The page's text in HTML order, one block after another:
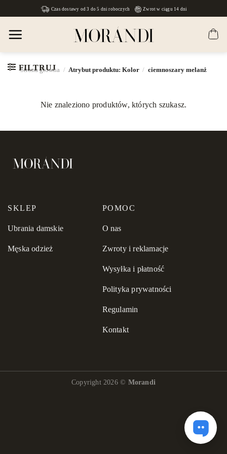
to
content
Czas dostawy od 3 do 5 dni roboczych Zwrot w ciągu 14 dni
Strona główna / Atrybut produktu: Kolor / ciemnoszary melanż
FILTRUJ
Nie znaleziono produktów, których szukasz.
SKLEP
Ubrania damskie
Męska odzież
POMOC
O nas
Zwroty i reklamacje
Wysyłka i płatność
Polityka prywatności
Regulamin
Kontakt
Copyright 2026 © Morandi